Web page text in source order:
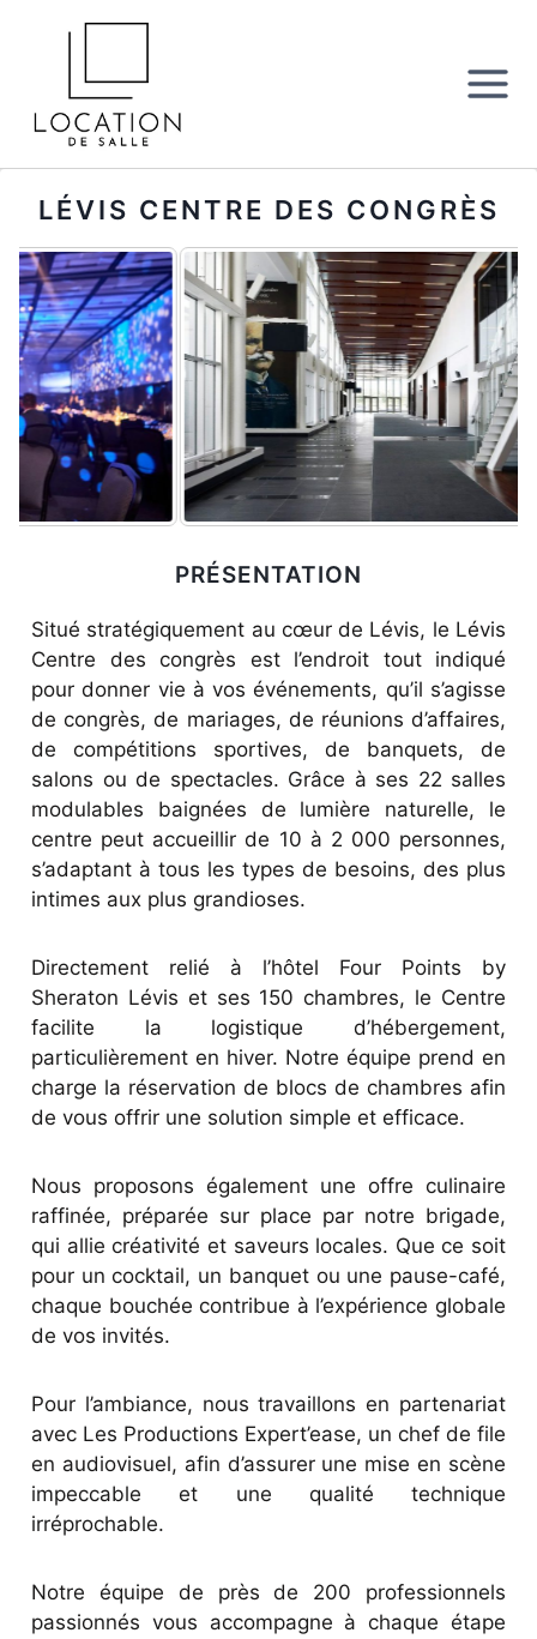
LÉVIS CENTRE DES CONGRÈS
PRÉSENTATION
Situé stratégiquement au cœur de Lévis, le Lévis
Centre des congrès est l’endroit tout indiqué
pour donner vie à vos événements, qu’il s’agisse
de congrès, de mariages, de réunions d’affaires,
de compétitions sportives, de banquets, de
salons ou de spectacles. Grâce à ses 22 salles
modulables baignées de lumière naturelle, le
centre peut accueillir de 10 à 2 000 personnes,
s’adaptant à tous les types de besoins, des plus
intimes aux plus grandioses.
Directement relié à l’hôtel Four Points by
Sheraton Lévis et ses 150 chambres, le Centre
facilite la logistique d’hébergement,
particulièrement en hiver. Notre équipe prend en
charge la réservation de blocs de chambres afin
de vous offrir une solution simple et efficace.
Nous proposons également une offre culinaire
raffinée, préparée sur place par notre brigade,
qui allie créativité et saveurs locales. Que ce soit
pour un cocktail, un banquet ou une pause-café,
chaque bouchée contribue à l’expérience globale
de vos invités.
Pour l’ambiance, nous travaillons en partenariat
avec Les Productions Expert’ease, un chef de file
en audiovisuel, afin d’assurer une mise en scène
impeccable et une qualité technique
irréprochable.
Notre équipe de près de 200 professionnels
passionnés vous accompagne à chaque étape